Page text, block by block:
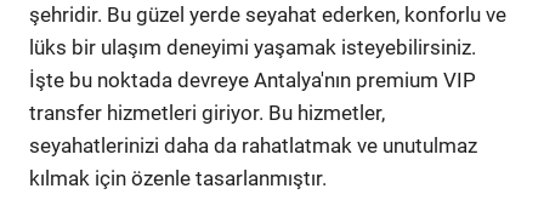
şehridir. Bu güzel yerde seyahat ederken, konforlu ve
lüks bir ulaşım deneyimi yaşamak isteyebilirsiniz.
İşte bu noktada devreye Antalya'nın premium VIP
transfer hizmetleri giriyor. Bu hizmetler,
seyahatlerinizi daha da rahatlatmak ve unutulmaz
kılmak için özenle tasarlanmıştır.